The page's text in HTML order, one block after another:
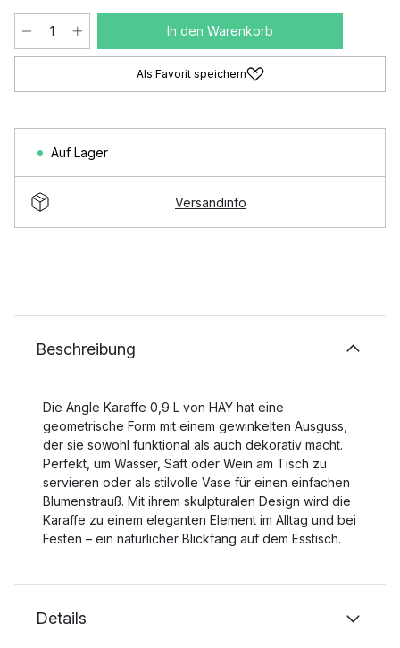
In den Warenkorb
Als Favorit speichern
Auf Lager
Versandinfo
Beschreibung
Die Angle Karaffe 0,9 L von HAY hat eine
geometrische Form mit einem gewinkelten Ausguss,
der sie sowohl funktional als auch dekorativ macht.
Perfekt, um Wasser, Saft oder Wein am Tisch zu
servieren oder als stilvolle Vase für einen einfachen
Blumenstrauß. Mit ihrem skulpturalen Design wird die
Karaffe zu einem eleganten Element im Alltag und bei
Festen – ein natürlicher Blickfang auf dem Esstisch.
Details